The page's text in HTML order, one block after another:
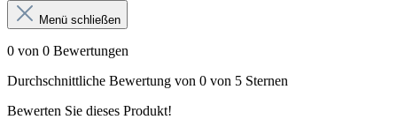
Menü schließen
0 von 0 Bewertungen
Durchschnittliche Bewertung von 0 von 5 Sternen
Bewerten Sie dieses Produkt!